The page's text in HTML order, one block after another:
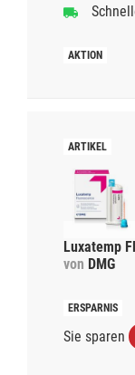
Luxatemp
von DMG
Sie sparen